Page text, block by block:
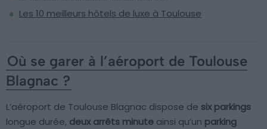
Les 10 meilleurs hôtels de luxe à Toulouse
Où se garer à l’aéroport de Toulouse
Blagnac ?
L’aéroport de Toulouse Blagnac dispose de six parkings
longue durée, deux arrêts minute ainsi qu’un parking